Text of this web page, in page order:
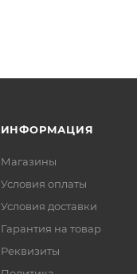
ИНФОРМАЦИЯ
Магазины
Условия оплаты
Условия доставки
Гарантия на товар
Реквизиты